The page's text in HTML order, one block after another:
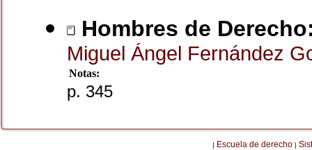
Hombres de
Miguel Ángel Fernández
Notas:
p. 345
| Escuela de derecho |